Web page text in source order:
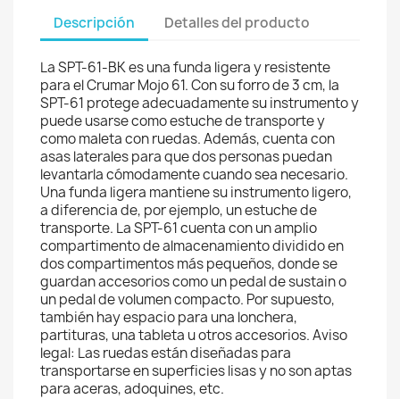
Descripción Detalles del producto
La SPT-61-BK es una funda ligera y resistente
para el Crumar Mojo 61. Con su forro de 3 cm, la
SPT-61 protege adecuadamente su instrumento y
puede usarse como estuche de transporte y
como maleta con ruedas. Además, cuenta con
asas laterales para que dos personas puedan
levantarla cómodamente cuando sea necesario.
Una funda ligera mantiene su instrumento ligero,
a diferencia de, por ejemplo, un estuche de
transporte. La SPT-61 cuenta con un amplio
compartimento de almacenamiento dividido en
dos compartimentos más pequeños, donde se
guardan accesorios como un pedal de sustain o
un pedal de volumen compacto. Por supuesto,
también hay espacio para una lonchera,
partituras, una tableta u otros accesorios. Aviso
legal: Las ruedas están diseñadas para
transportarse en superficies lisas y no son aptas
para aceras, adoquines, etc.